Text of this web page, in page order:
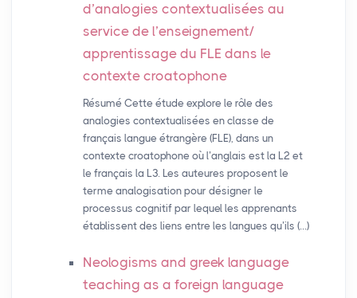
d’analogies contextualisées au
service de l’enseignement/
apprentissage du FLE dans le
contexte croatophone
Résumé Cette étude explore le rôle des
analogies contextualisées en classe de
français langue étrangère (FLE), dans un
contexte croatophone où l’anglais est la L2 et
le français la L3. Les auteures proposent le
terme analogisation pour désigner le
processus cognitif par lequel les apprenants
établissent des liens entre les langues qu’ils (…)
Neologisms and greek language
teaching as a foreign language